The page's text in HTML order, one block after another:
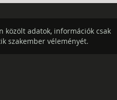
közölt adatok, információk csak
szakember véleményét.